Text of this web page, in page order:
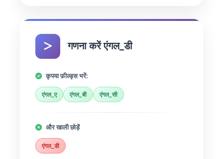
गणना करें एंगल_डी
कृपया फ़ील्ड्स भरें:
एंगल_ए एंगल_बी एंगल_सी
और खाली छोड़ें
एंगल_डी